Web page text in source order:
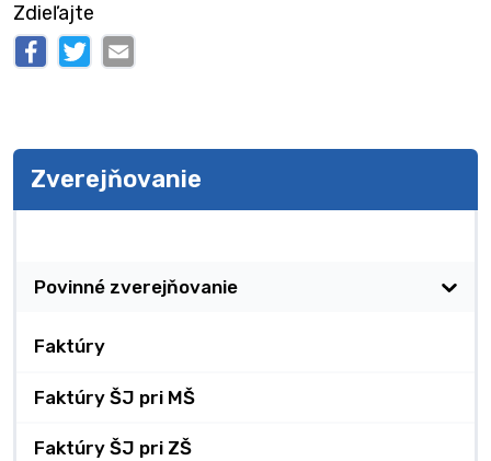
Zdieľajte
Zverejňovanie
Povinné zverejňovanie
Faktúry
Faktúry ŠJ pri MŠ
Faktúry ŠJ pri ZŠ